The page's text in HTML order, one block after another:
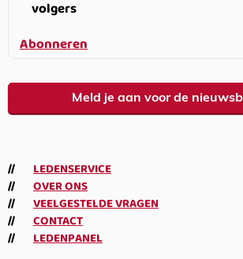
volgers
Abonneren
Meld je aan voor de
LEDENSERVICE
OVER ONS
VEELGESTELDE VRAGEN
CONTACT
LEDENPANEL